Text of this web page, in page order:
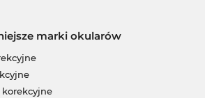
marki okularów